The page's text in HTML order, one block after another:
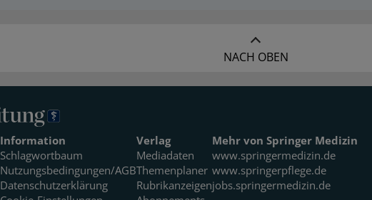
NACH OBEN
Information
Schlagwortbaum
Nutzungsbedingungen/AGB
Datenschutzerklärung
Verlag
Mediadaten
Themenplaner
Rubrikanzeigen
Mehr von Springer Medizin
www.springermedizin.de
www.springerpflege.de
jobs.springermedizin.de